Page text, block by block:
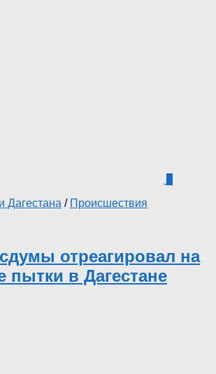
Дагестана / Происшествия
отреагировал на
в Дагестане